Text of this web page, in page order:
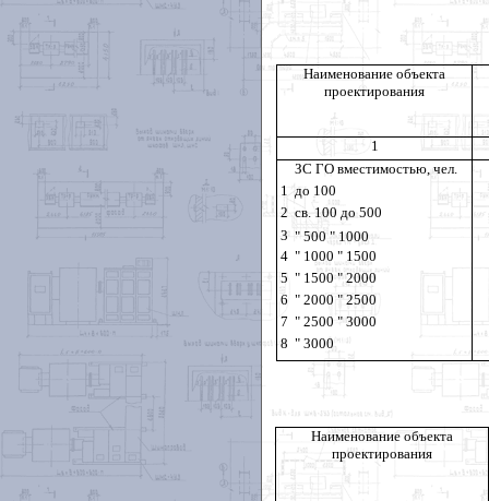
Наименование объекта
проектирования
1
ЗС ГО вместимостью, чел.
1 до 100
2 св. 100 до 500
3 " 500 " 1000
4 " 1000 " 1500
5 " 1500 " 2000
6 " 2000 " 2500
7 " 2500 " 3000
8 " 3000
Наименование объекта
проектирования